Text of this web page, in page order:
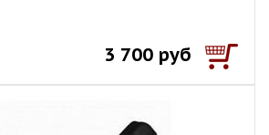
3 700 руб